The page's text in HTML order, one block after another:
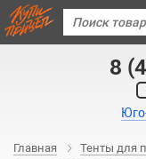
8
Главная
Тенты для